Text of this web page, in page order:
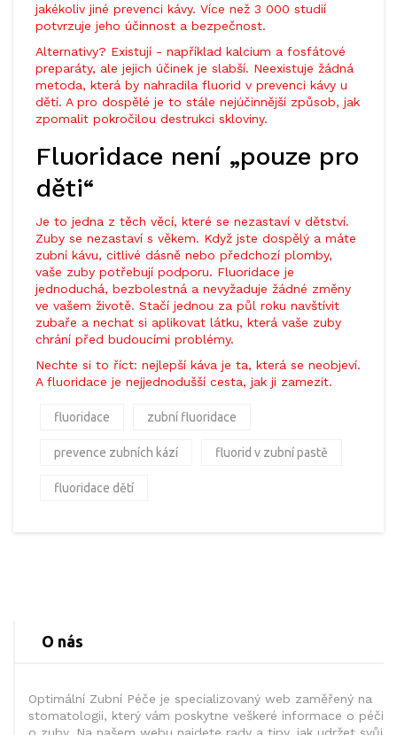
jakékoliv jiné prevenci kávy. Více než 3 000 studií
potvrzuje jeho účinnost a bezpečnost.
Alternativy? Existují - například kalcium a fosfátové
preparáty, ale jejich účinek je slabší. Neexistuje žádná
metoda, která by nahradila fluorid v prevenci kávy u
dětí. A pro dospělé je to stále nejúčinnější způsob, jak
zpomalit pokročilou destrukci skloviny.
Fluoridace není „pouze pro
děti“
Je to jedna z těch věcí, které se nezastaví v dětství.
Zuby se nezastaví s věkem. Když jste dospělý a máte
zubní kávu, citlivé dásně nebo předchozí plomby,
vaše zuby potřebují podporu. Fluoridace je
jednoduchá, bezbolestná a nevyžaduje žádné změny
ve vašem životě. Stačí jednou za půl roku navštívit
zubaře a nechat si aplikovat látku, která vaše zuby
chrání před budoucími problémy.
Nechte si to říct: nejlepší káva je ta, která se neobjeví.
A fluoridace je nejjednodušší cesta, jak ji zamezit.
fluoridace zubní fluoridace
prevence zubních kází fluorid v zubní pastě
fluoridace dětí
O nás
Optimální Zubní Péče je specializovaný web zaměřený na
stomatologii, který vám poskytne veškeré informace o péči